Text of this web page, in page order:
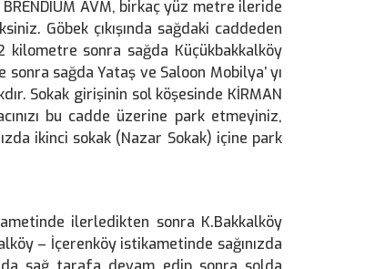
BRENDIUM AVM, birkaç yüz metre ileride
Göbek çıkışında sağdaki caddeden
kilometre sonra sağda Küçükbakkalköy
sağda Yataş ve Saloon Mobilya’ yı
Sokak girişinin sol köşesinde KİRMAN
bu cadde üzerine park etmeyiniz,
ikinci sokak (Nazar Sokak) içine park
ilerledikten sonra K.Bakkalköy
– İçerenköy istikametinde sağınızda